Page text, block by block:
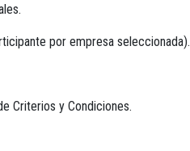
por empresa seleccionada).
Criterios y Condiciones.